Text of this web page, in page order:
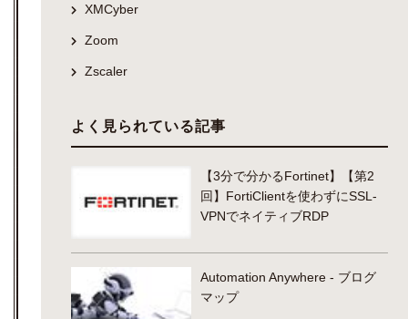
XMCyber
Zoom
Zscaler
よく見られている記事
【3分で分かるFortinet】【第2
回】FortiClientを使わずにSSL-
VPNでネイティブRDP
Automation Anywhere - ブログ
マップ